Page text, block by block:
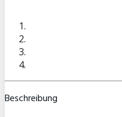
Beschreibung